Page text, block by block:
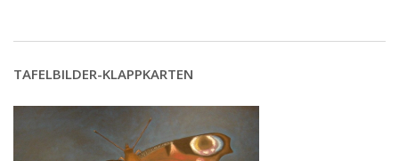
TAFELBILDER-KLAPPKARTEN